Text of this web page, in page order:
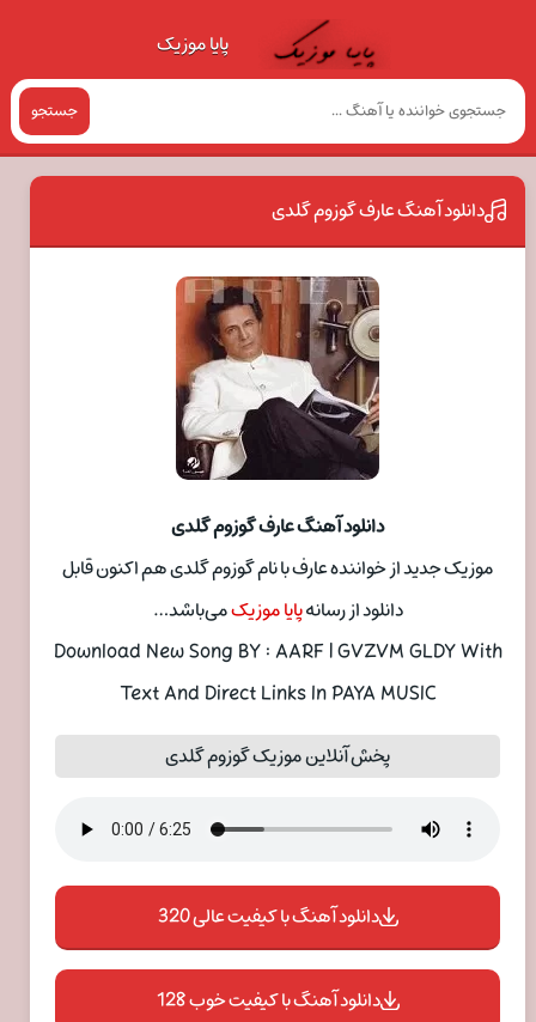
پایا موزیک
جستجو
دانلود آهنگ عارف گوزوم گلدی
دانلود آهنگ عارف گوزوم گلدی
موزیک جدید از خواننده عارف با نام گوزوم گلدی هم اکنون قابل
دانلود از رسانهپایا موزیکمی‌باشد…
Download New Song BY : AARF | GVZVM GLDY With
Text And Direct Links In PAYA MUSIC
پخش آنلاین موزیک گوزوم گلدی
دانلود آهنگ با کیفیت عالی 320
دانلود آهنگ با کیفیت خوب 128